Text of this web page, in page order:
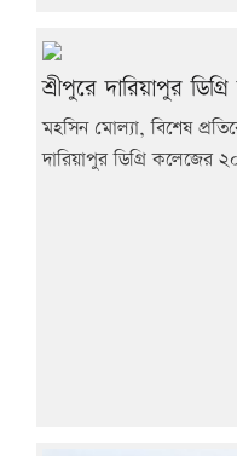
শ্রীপুরে দারিয়াপুর
মহসিন মোল্যা, বিশেষ
দারিয়াপুর ডিগ্রি কলেজের